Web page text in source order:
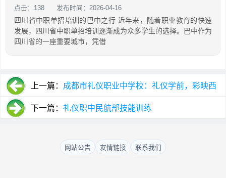
点击：138 发布时间：2026-04-16
四川省中职单招培训的巴中之行 近年来，随着职业教育的快速
发展，四川省中职单招培训逐渐成为众多学生的选择。巴中作为
四川省的一座重要城市，凭借
上一篇： 成都市礼仪职业中学校：礼仪学前，彩映西
博 下一篇： 礼仪职中民航部技能训练
网站公告 友情链接 联系我们